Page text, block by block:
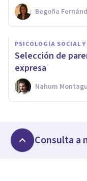
Begoña
PSICOLOGÍA SOCIAL
Selección de
expresa
Nahum
Consulta a